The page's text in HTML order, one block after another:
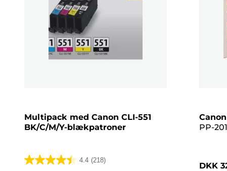
Multipack med Canon CLI-551
BK/C/M/Y-blækpatroner
4.4 (218)
4.4
PP-
DKK